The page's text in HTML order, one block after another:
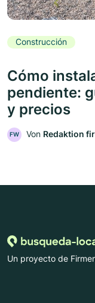
Construcción
Cómo
pendiente:
y precios
FW Von Redaktion
Un proyecto de